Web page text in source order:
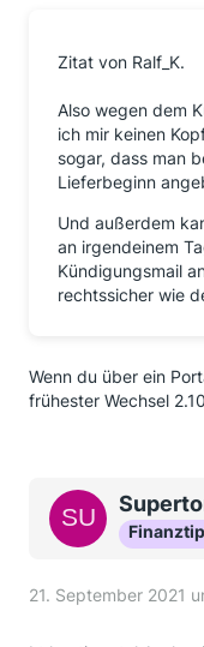
Zitat von Ralf_K.
Also wegen dem
ich mir keinen
sogar, dass man
Lieferbeginn
Und außerdem
an irgendeinem
Kündigungsmail
rechtssicher wie
Wenn du über ein
frühester Wechsel
21. September 2021